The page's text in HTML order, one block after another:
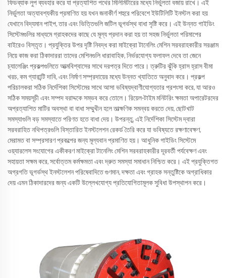
ফিডব্যাক লুপ ব্যবহার করে যা প্রত্যাশিত পথের মিলিমিটারের মধ্যে নির্ভুলতা বজায় রাখে। এই
নির্ভুলতা অত্যাবশ্যকীয় প্রমাণিত হয় যখন জনাকীর্ণ শহুরে পরিবেশে ইউটিলিটি ইনস্টল করা হয়
যেখানে বিদ্যমান পাইপ, তার এবং ভিত্তিগুলি জটিল ভূগর্ভস্থ বাধা সৃষ্টি করে। এই উন্নত গাইডিং
সিস্টেমগুলির মাধ্যমে গ্রাহকদের কাছে যে মূল্য প্রদান করা হয় তা সহজ নির্ভুলতা পরিমাপের
বাইরেও বিস্তৃত। প্রযুক্তির উপর দৃষ্টি নিবদ্ধ করা মাইক্রো টানেলিং মেশিন সরবরাহকারীর সরঞ্জাম
নিয়ে কাজ করা ঠিকাদাররা তাদের মেশিনগুলি ধারাবাহিক, নির্ভরযোগ্য ফলাফল দেবে তা জেনে
চ্যালেঞ্জিং প্রকল্পগুলিতে আত্মবিশ্বাসের সাথে দরপত্র দিতে পারে। ত্রুটির ঝুঁকি হ্রাস হ্রাস বীমা
খরচ, কম গ্যারান্টি দাবি, এবং নির্মাণ সম্প্রদায়ের মধ্যে উন্নত খ্যাতিতে অনুবাদ করে। প্রকল্প
পরিচালকরা সঠিক নির্দেশিকা সিস্টেমের সাথে আসা ভবিষ্যদ্বাণীযোগ্যতার প্রশংসা করে, যা আরও
সঠিক সময়সূচী এবং সম্পদ বরাদ্দকে সম্ভব করে তোলে। রিয়েল-টাইম মনিটরিং ক্ষমতা অপারেটরদের
অপ্রত্যাশিত মাটির অবস্থা বা বাধা সম্মুখীন হলে তাত্ক্ষণিক সমন্বয় করতে দেয়, ছোটখাট
সমস্যাগুলি বড় সমস্যাতে পরিণত হতে বাধা দেয়। উপরন্তু, এই নির্দেশিকা সিস্টেম দ্বারা
সরবরাহিত নথিপত্রগুলি বিস্তারিত ইনস্টলেশন রেকর্ড তৈরি করে যা ভবিষ্যতে রক্ষণাবেক্ষণ,
মেরামত বা সম্প্রসারণ প্রকল্পের জন্য মূল্যবান প্রমাণিত হয়। আধুনিক গাইডিং সিস্টেমে
ওয়্যারলেস সংযোগের একীকরণ মাইক্রো টানেলিং মেশিন সরবরাহকারীর দূরবর্তী পর্যবেক্ষণ এবং
সহায়তা সক্ষম করে, সর্বোত্তম কর্মক্ষমতা এবং দ্রুত সমস্যা সমাধান নিশ্চিত করে। এই প্রযুক্তিগত
অগ্রগতি ভূগর্ভস্থ ইনস্টলেশন পরিষেবাদিতে গুণমান, দক্ষতা এবং গ্রাহক সন্তুষ্টিকে অগ্রাধিকার
দেয় এমন ঠিকাদারদের জন্য একটি উল্লেখযোগ্য প্রতিযোগিতামূলক সুবিধা উপস্থাপন করে।